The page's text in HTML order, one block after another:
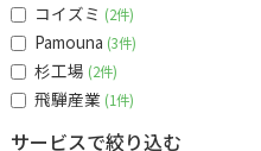
コイズミ 2件
Pamouna 3件
杉工場 2件
飛騨産業 1件
サービスで絞り込む